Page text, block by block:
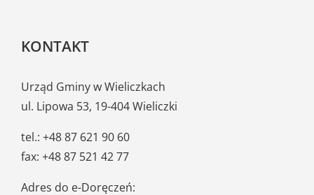
KONTAKT
Urząd Gminy w Wieliczkach
ul. Lipowa 53, 19-404 Wieliczki
tel.: +48 87 621 90 60
fax: +48 87 521 42 77
Adres do e-Doręczeń: